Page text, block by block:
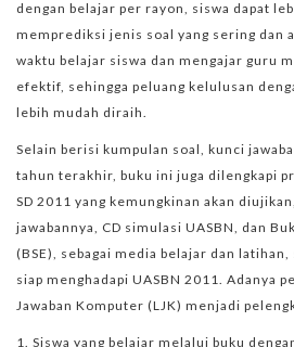
dengan belajar per rayon, siswa dapat
memprediksi jenis soal yang sering dan
waktu belajar siswa dan mengajar guru
efektif, sehingga peluang kelulusan
lebih mudah diraih.
Selain berisi kumpulan soal, kunci
tahun terakhir, buku ini juga dilengkapi
SD 2011 yang kemungkinan akan
jawabannya, CD simulasi UASBN, dan
(BSE), sebagai media belajar dan
siap menghadapi UASBN 2011. Adanya
Jawaban Komputer (LJK) menjadi
Siswa yang belajar melalui buku dengan